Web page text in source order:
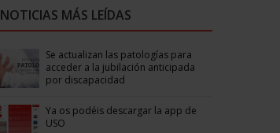
NOTICIAS MÁS LEÍDAS
Se actualizan las patologías para
acceder a la jubilación anticipada
por discapacidad
Ya os podéis descargar la app de
USO